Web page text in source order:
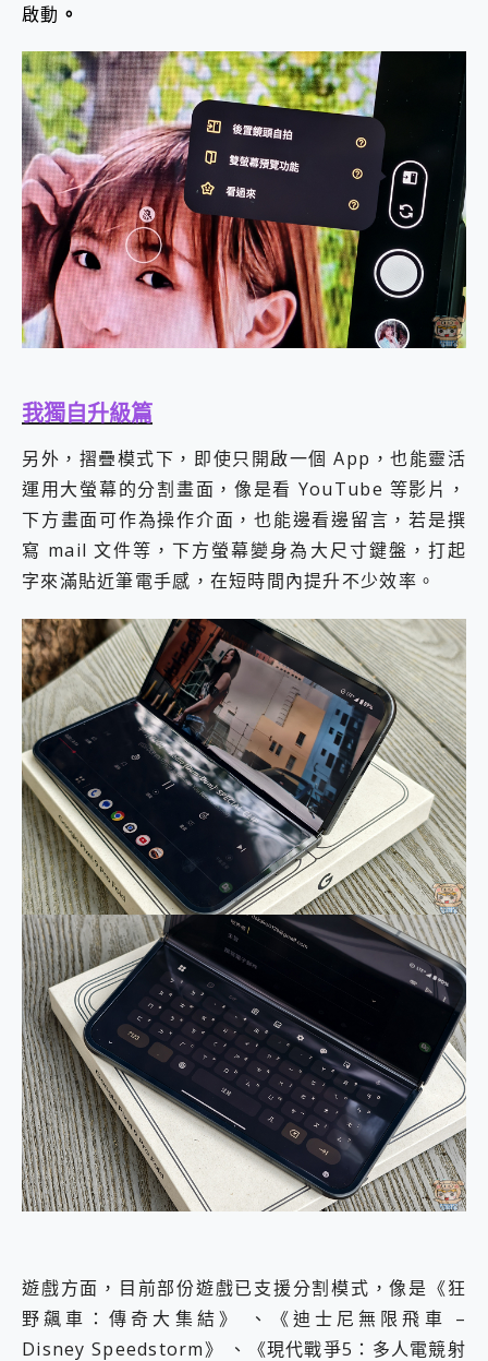
啟動 。
我獨自升級篇
另外，摺疊模式下，即使只開啟一個 App，也能靈活
運用大螢幕的分割畫面，像是看 YouTube 等影片，
下方畫面可作為操作介面，也能邊看邊留言，若是撰
寫 mail 文件等，下方螢幕變身為大尺寸鍵盤，打起
字來滿貼近筆電手感，在短時間內提升不少效率。
遊戲方面，目前部份遊戲已支援分割模式，像是《狂
野飆車：傳奇大集結》 、《迪士尼無限飛車 –
Disney Speedstorm》 、《現代戰爭5：多人電競射